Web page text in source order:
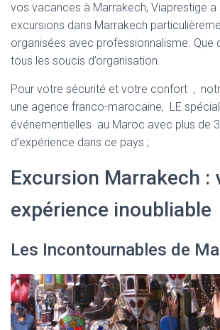
vos vacances à Marrakech, Viaprestige
excursions dans Marrakech
organisées avec professionnalisme. Que
tous les soucis d’organisation.
Pour votre sécurité et votre confort ,
une agence franco-marocaine, LE
événementielles au Maroc avec plus de
d’expérience dans ce pays ;
Excursion Marrakech :
expérience inoubliable
Les Incontournables de